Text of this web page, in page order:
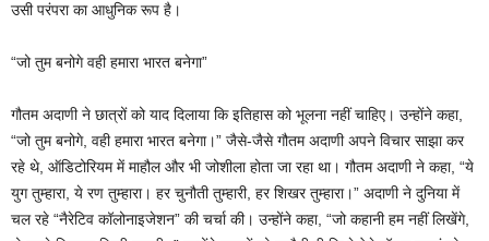
उसी परंपरा का आधुनिक रूप है।
“जो तुम बनोगे वही हमारा भारत बनेगा”
गौतम अदाणी ने छात्रों को याद दिलाया कि इतिहास को भूलना नहीं चाहिए। उन्होंने कहा,
“जो तुम बनोगे, वही हमारा भारत बनेगा।” जैसे-जैसे गौतम अदाणी अपने विचार साझा कर
रहे थे, ऑडिटोरियम में माहौल और भी जोशीला होता जा रहा था। गौतम अदाणी ने कहा, “ये
युग तुम्हारा, ये रण तुम्हारा। हर चुनौती तुम्हारी, हर शिखर तुम्हारा।” अदाणी ने दुनिया में
चल रहे “नैरेटिव कॉलोनाइजेशन” की चर्चा की। उन्होंने कहा, “जो कहानी हम नहीं लिखेंगे,